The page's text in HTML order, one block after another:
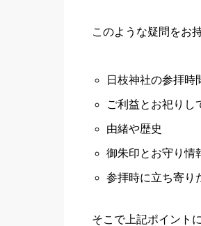
このような疑問をお
日枝神社の参拝時
ご利益とお祀りし
由緒や歴史
御朱印とお守り情
参拝時に立ち寄り
そこで上記ポイント